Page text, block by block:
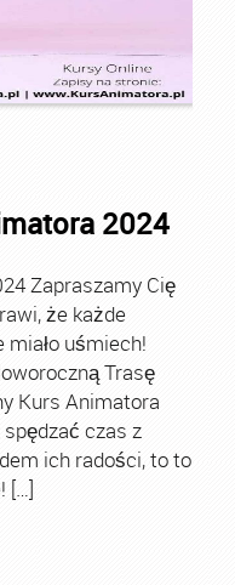
2024
Zapraszamy Cię
że każde
uśmiech!
Trasę
Kurs Animatora
czas z
ich radości, to to
[…]